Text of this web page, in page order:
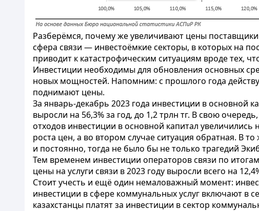
Разберёмся, почему же увеличивают цены
сфера связи — инвестоёмкие секторы, в которых на
приводит к катастрофическим ситуациям вроде тех,
Инвестиции необходимы для обновления основных
новых мощностей. Напомним: с прошлого года
поднимают цены.
За январь-декабрь 2023 года инвестиции в основной
выросли на 56,3% за год, до 1,2 трлн тг. В свою
отходов инвестиции в основной капитал
роста цен, а во втором случае ситуация обратная.
и постоянно, тогда не было бы не только трагедий
Тем временем инвестиции операторов связи по
цены на услуги связи в 2023 году выросли всего на
Стоит учесть и ещё один немаловажный момент:
инвестиции в сфере коммунальных услуг включают в
казахстанцы платят за инвестиции в сектор